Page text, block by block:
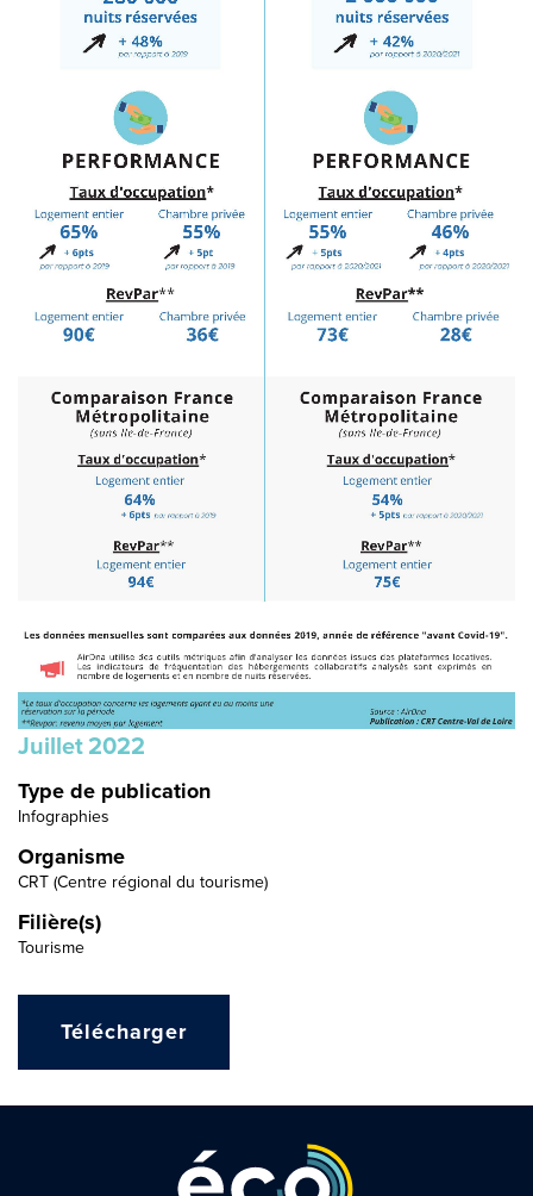
Juillet2022
Type de publication
Infographies
Organisme
CRT (Centre régional du tourisme)
Filière(s)
Tourisme
Télécharger